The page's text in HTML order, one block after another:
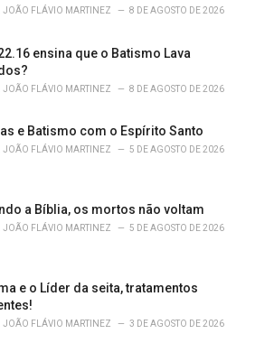
JOÃO FLÁVIO MARTINEZ 8 DE AGOSTO DE 2026
ensina que o Batismo Lava
JOÃO FLÁVIO MARTINEZ 8 DE AGOSTO DE 2026
e Batismo com o Espírito Santo
JOÃO FLÁVIO MARTINEZ 5 DE AGOSTO DE 2026
a Bíblia, os mortos não voltam
JOÃO FLÁVIO MARTINEZ 5 DE AGOSTO DE 2026
e o Líder da seita, tratamentos
JOÃO FLÁVIO MARTINEZ 3 DE AGOSTO DE 2026